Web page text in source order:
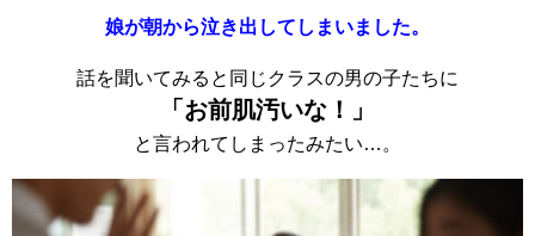
娘が朝から泣き出してしまいました。
話を聞いてみると同じクラスの男の子たちに
「お前肌汚いな！」
と言われてしまったみたい…。